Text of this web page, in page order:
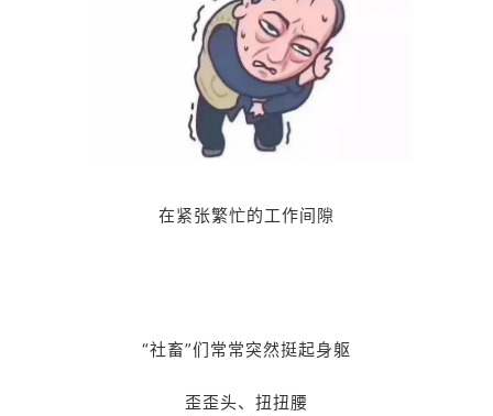
在紧张繁忙的工作间隙
“社畜”们常常突然挺起身躯
歪歪头、扭扭腰